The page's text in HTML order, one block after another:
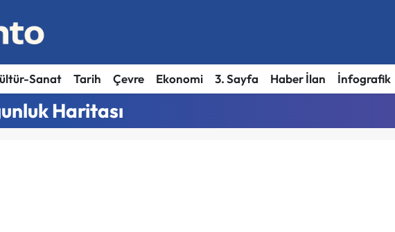
Sanat Tarih Çevre Ekonomi 3. Sayfa Haber İlan İnfografik
Haritası